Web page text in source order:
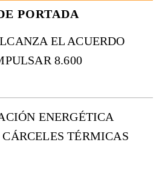
PORTADA
EL ACUERDO
8.600
ENERGÉTICA
TÉRMICAS